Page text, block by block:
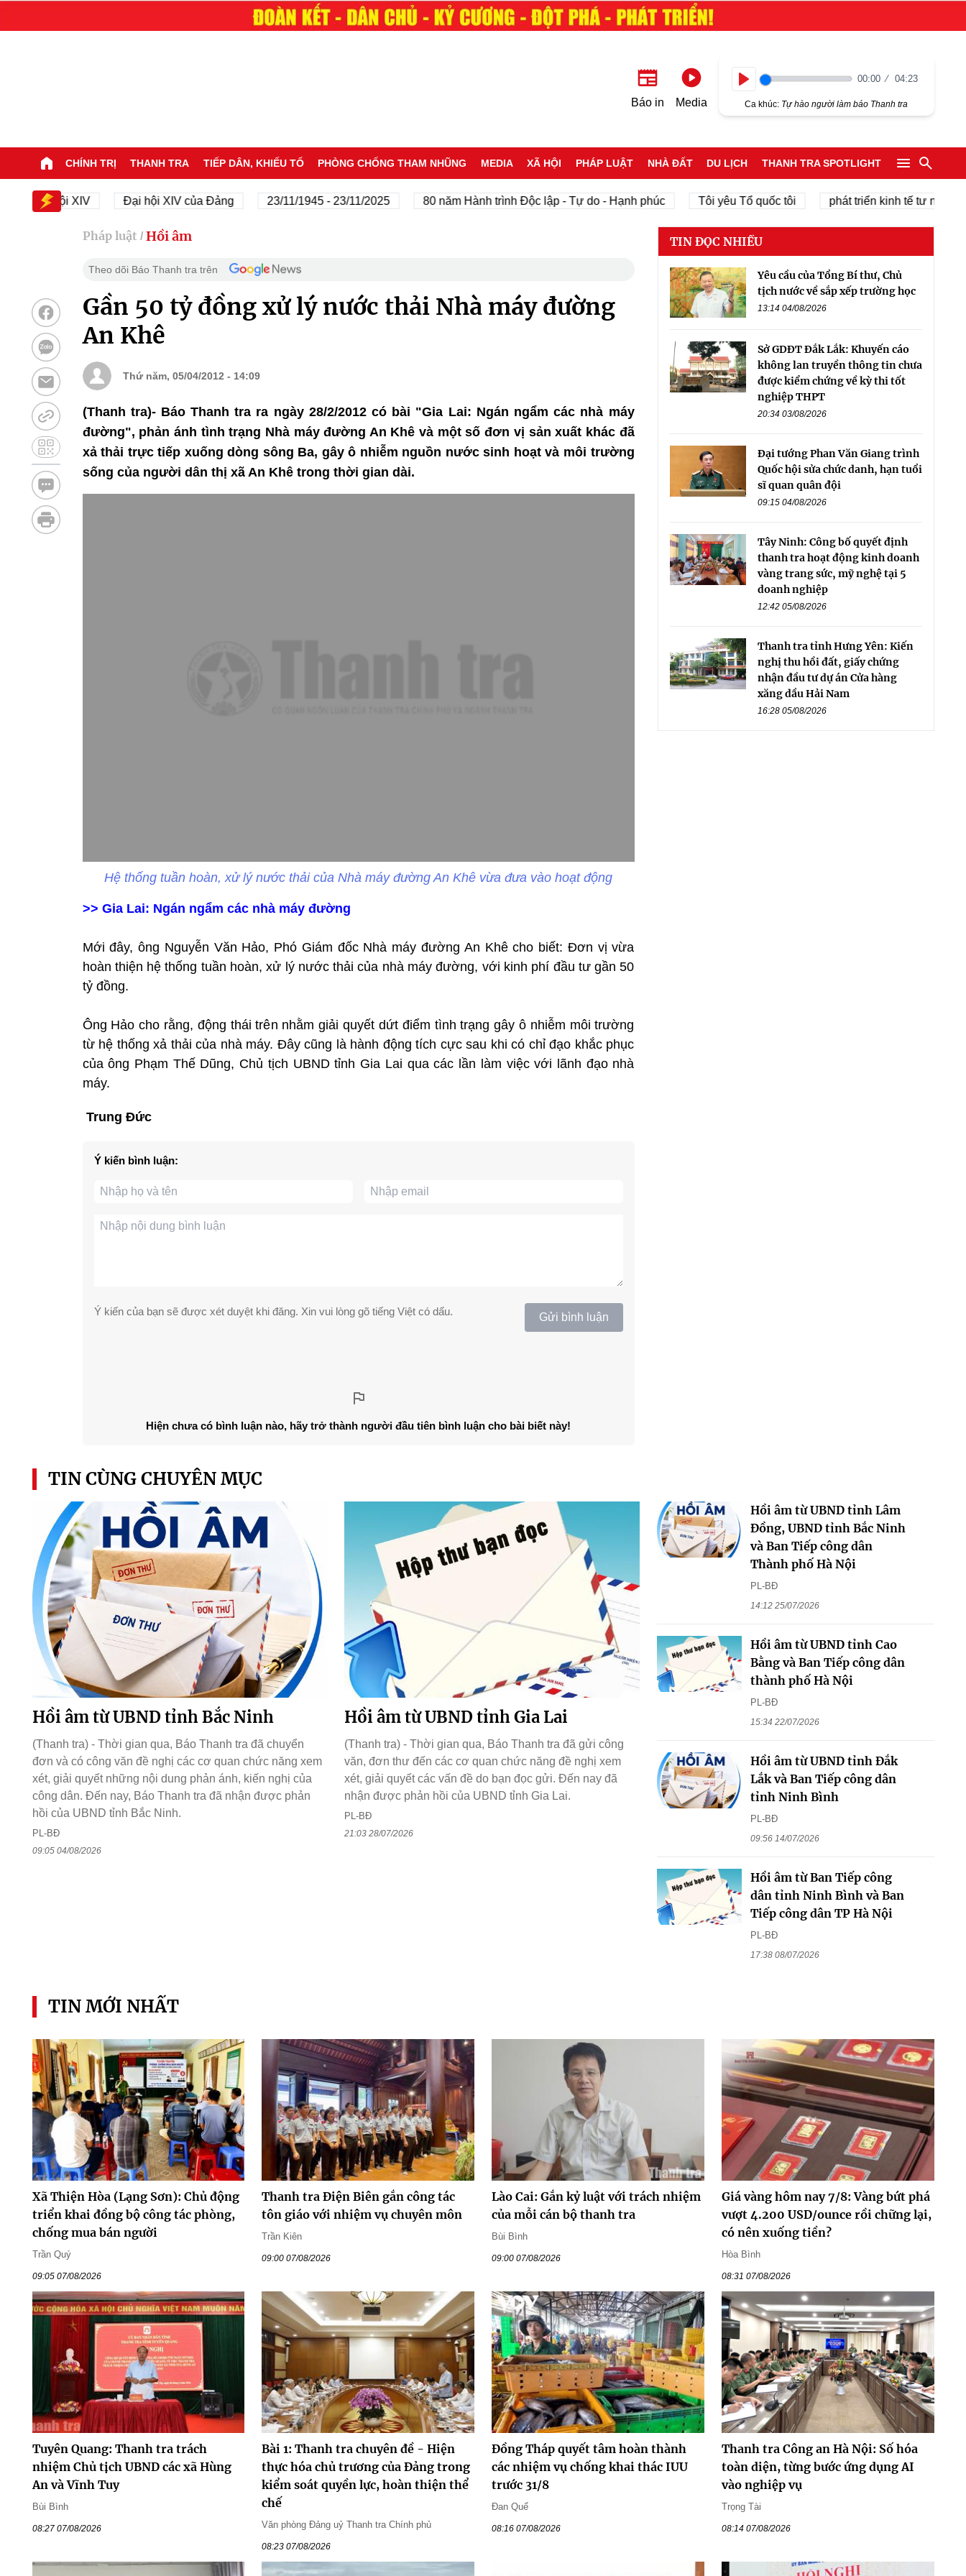
Báo in Media
00:00 04:23
Ca khúc: Tự hào người làm báo Thanh tra
CHÍNH TRỊ THANH TRA TIẾP DÂN, KHIẾU TỐ PHÒNG CHỐNG THAM NHŨNG MEDIA XÃ HỘI PHÁP LUẬT NHÀ ĐẤT DU LỊCH THANH TRA SPOTLIGHT
hội XIV Đại hội XIV của Đảng 23/11/1945 - 23/11/2025 80 năm Hành trình Độc lập - Tự do - Hạnh phúc Tôi yêu Tổ quốc tôi phát triển kinh tế tư nhân
Pháp luật / Hồi âm
Theo dõi Báo Thanh tra trên
Gần 50 tỷ đồng xử lý nước thải Nhà máy đường
An Khê
Thứ năm, 05/04/2012 - 14:09
(Thanh tra)- Báo Thanh tra ra ngày 28/2/2012 có bài "Gia Lai: Ngán ngẩm các nhà máy
đường", phản ánh tình trạng Nhà máy đường An Khê và một số đơn vị sản xuất khác đã
xả thải trực tiếp xuống dòng sông Ba, gây ô nhiễm nguồn nước sinh hoạt và môi trường
sống của người dân thị xã An Khê trong thời gian dài.
Hệ thống tuần hoàn, xử lý nước thải của Nhà máy đường An Khê vừa đưa vào hoạt động
>> Gia Lai: Ngán ngẩm các nhà máy đường
Mới đây, ông Nguyễn Văn Hảo, Phó Giám đốc Nhà máy đường An Khê cho biết: Đơn vị vừa
hoàn thiện hệ thống tuần hoàn, xử lý nước thải của nhà máy đường, với kinh phí đầu tư gần 50
tỷ đồng.
Ông Hảo cho rằng, động thái trên nhằm giải quyết dứt điểm tình trạng gây ô nhiễm môi trường
từ hệ thống xả thải của nhà máy. Đây cũng là hành động tích cực sau khi có chỉ đạo khắc phục
của ông Phạm Thế Dũng, Chủ tịch UBND tỉnh Gia Lai qua các lần làm việc với lãnh đạo nhà
máy.
Trung Đức
Ý kiến bình luận:
Ý kiến của bạn sẽ được xét duyệt khi đăng. Xin vui lòng gõ tiếng Việt có dấu. Gửi bình luận
Hiện chưa có bình luận nào, hãy trở thành người đầu tiên bình luận cho bài biết này!
TIN ĐỌC NHIỀU
Yêu cầu của Tổng Bí thư, Chủ
tịch nước về sắp xếp trường học
13:14 04/08/2026
Sở GDĐT Đắk Lắk: Khuyến cáo
không lan truyền thông tin chưa
được kiểm chứng về kỳ thi tốt
nghiệp THPT
20:34 03/08/2026
Đại tướng Phan Văn Giang trình
Quốc hội sửa chức danh, hạn tuổi
sĩ quan quân đội
09:15 04/08/2026
Tây Ninh: Công bố quyết định
thanh tra hoạt động kinh doanh
vàng trang sức, mỹ nghệ tại 5
doanh nghiệp
12:42 05/08/2026
Thanh tra tỉnh Hưng Yên: Kiến
nghị thu hồi đất, giấy chứng
nhận đầu tư dự án Cửa hàng
xăng dầu Hải Nam
16:28 05/08/2026
TIN CÙNG CHUYÊN MỤC
Hồi âm từ UBND tỉnh Bắc Ninh
(Thanh tra) - Thời gian qua, Báo Thanh tra đã chuyển
đơn và có công văn đề nghị các cơ quan chức năng xem
xét, giải quyết những nội dung phản ánh, kiến nghị của
công dân. Đến nay, Báo Thanh tra đã nhận được phản
hồi của UBND tỉnh Bắc Ninh.
PL-BĐ
09:05 04/08/2026
Hồi âm từ UBND tỉnh Gia Lai
(Thanh tra) - Thời gian qua, Báo Thanh tra đã gửi công
văn, đơn thư đến các cơ quan chức năng đề nghị xem
xét, giải quyết các vấn đề do bạn đọc gửi. Đến nay đã
nhận được phản hồi của UBND tỉnh Gia Lai.
PL-BĐ
21:03 28/07/2026
Hồi âm từ UBND tỉnh Lâm
Đồng, UBND tỉnh Bắc Ninh
và Ban Tiếp công dân
Thành phố Hà Nội
PL-BĐ
14:12 25/07/2026
Hồi âm từ UBND tỉnh Cao
Bằng và Ban Tiếp công dân
thành phố Hà Nội
PL-BĐ
15:34 22/07/2026
Hồi âm từ UBND tỉnh Đắk
Lắk và Ban Tiếp công dân
tỉnh Ninh Bình
PL-BĐ
09:56 14/07/2026
Hồi âm từ Ban Tiếp công
dân tỉnh Ninh Bình và Ban
Tiếp công dân TP Hà Nội
PL-BĐ
17:38 08/07/2026
TIN MỚI NHẤT
Xã Thiện Hòa (Lạng Sơn): Chủ động
triển khai đồng bộ công tác phòng,
chống mua bán người
Trần Quý
09:05 07/08/2026
Thanh tra Điện Biên gắn công tác
tôn giáo với nhiệm vụ chuyên môn
Trần Kiên
09:00 07/08/2026
Lào Cai: Gắn kỷ luật với trách nhiệm
của mỗi cán bộ thanh tra
Bùi Bình
09:00 07/08/2026
Giá vàng hôm nay 7/8: Vàng bứt phá
vượt 4.200 USD/ounce rồi chững lại,
có nên xuống tiền?
Hòa Bình
08:31 07/08/2026
Tuyên Quang: Thanh tra trách
nhiệm Chủ tịch UBND các xã Hùng
An và Vĩnh Tuy
Bùi Bình
08:27 07/08/2026
Bài 1: Thanh tra chuyên đề - Hiện
thực hóa chủ trương của Đảng trong
kiểm soát quyền lực, hoàn thiện thể
chế
Văn phòng Đảng uỷ Thanh tra Chính phủ
08:23 07/08/2026
Đồng Tháp quyết tâm hoàn thành
các nhiệm vụ chống khai thác IUU
trước 31/8
Đan Quế
08:16 07/08/2026
Thanh tra Công an Hà Nội: Số hóa
toàn diện, từng bước ứng dụng AI
vào nghiệp vụ
Trọng Tài
08:14 07/08/2026